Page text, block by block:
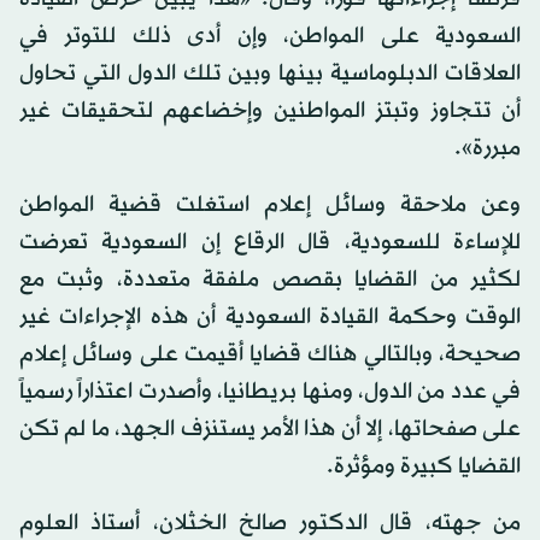
السعودية على المواطن، وإن أدى ذلك للتوتر في
العلاقات الدبلوماسية بينها وبين تلك الدول التي تحاول
أن تتجاوز وتبتز المواطنين وإخضاعهم لتحقيقات غير
مبررة».
وعن ملاحقة وسائل إعلام استغلت قضية المواطن
للإساءة للسعودية، قال الرقاع إن السعودية تعرضت
لكثير من القضايا بقصص ملفقة متعددة، وثبت مع
الوقت وحكمة القيادة السعودية أن هذه الإجراءات غير
صحيحة، وبالتالي هناك قضايا أقيمت على وسائل إعلام
في عدد من الدول، ومنها بريطانيا، وأصدرت اعتذاراً رسمياً
على صفحاتها، إلا أن هذا الأمر يستنزف الجهد، ما لم تكن
القضايا كبيرة ومؤثرة.
من جهته، قال الدكتور صالخ الخثلان، أستاذ العلوم